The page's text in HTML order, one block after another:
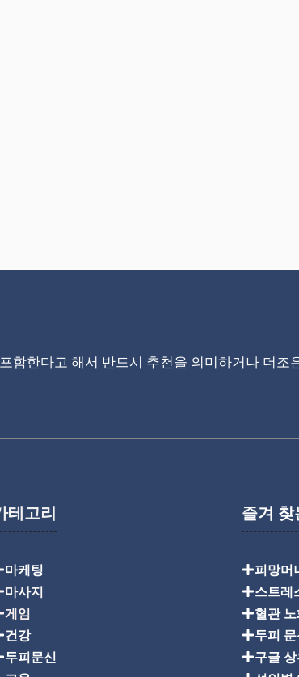
한다고 해서 반드시 추천을 의미하거나 더조
테고리
마케팅
마사지
게임
건강
두피문신
즐겨 찾
피망머
스트레
혈관
두피
구글